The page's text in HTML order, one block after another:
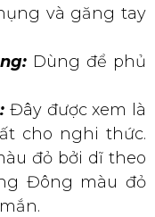
và găng tay
Dùng để phủ
Đây được xem là
cho nghi thức.
đỏ bởi dĩ theo
Đông màu đỏ